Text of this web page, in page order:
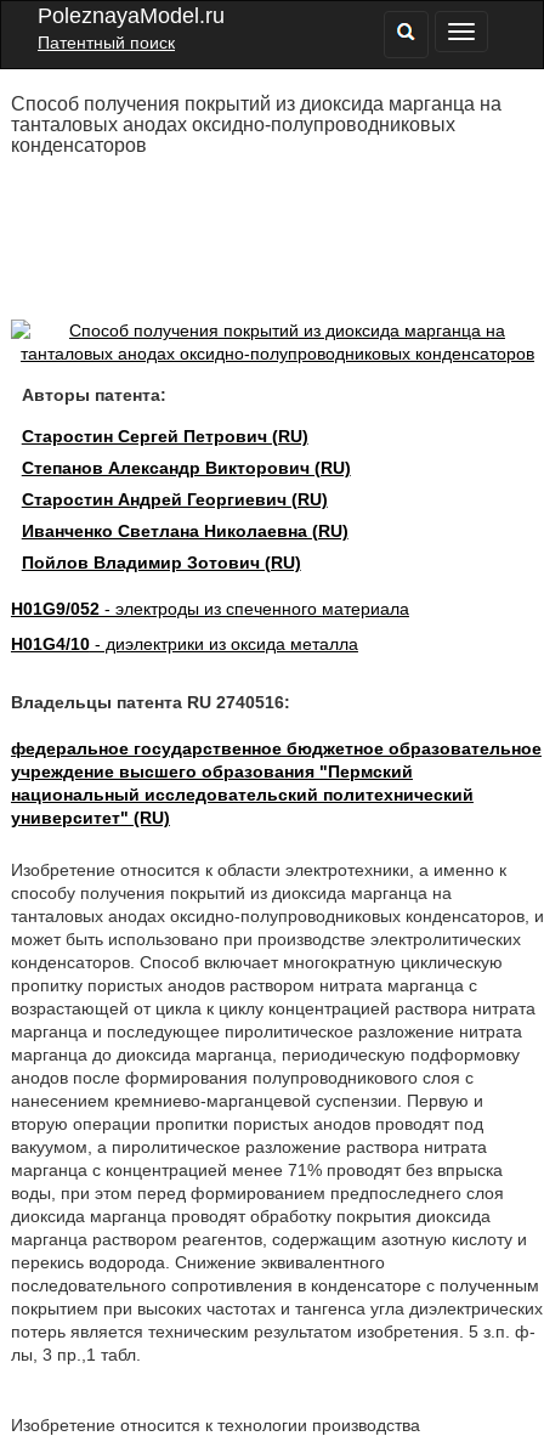
PoleznayaModel.ru
Патентный поиск
Способ получения покрытий из диоксида марганца на
танталовых анодах оксидно-полупроводниковых
конденсаторов
Авторы патента:
Старостин Сергей Петрович (RU)
Степанов Александр Викторович (RU)
Старостин Андрей Георгиевич (RU)
Иванченко Светлана Николаевна (RU)
Пойлов Владимир Зотович (RU)
H01G9/052- электроды из спеченного материала
H01G4/10- диэлектрики из оксида металла
Владельцы патента RU 2740516:
федеральное государственное бюджетное образовательное
учреждение высшего образования "Пермский
национальный исследовательский политехнический
университет" (RU)
Изобретение относится к области электротехники, а именно к
способу получения покрытий из диоксида марганца на
танталовых анодах оксидно-полупроводниковых конденсаторов, и
может быть использовано при производстве электролитических
конденсаторов. Способ включает многократную циклическую
пропитку пористых анодов раствором нитрата марганца с
возрастающей от цикла к циклу концентрацией раствора нитрата
марганца и последующее пиролитическое разложение нитрата
марганца до диоксида марганца, периодическую подформовку
анодов после формирования полупроводникового слоя с
нанесением кремниево-марганцевой суспензии. Первую и
вторую операции пропитки пористых анодов проводят под
вакуумом, а пиролитическое разложение раствора нитрата
марганца с концентрацией менее 71% проводят без впрыска
воды, при этом перед формированием предпоследнего слоя
диоксида марганца проводят обработку покрытия диоксида
марганца раствором реагентов, содержащим азотную кислоту и
перекись водорода. Снижение эквивалентного
последовательного сопротивления в конденсаторе с полученным
покрытием при высоких частотах и тангенса угла диэлектрических
потерь является техническим результатом изобретения. 5 з.п. ф-
лы, 3 пр.,1 табл.
Изобретение относится к технологии производства